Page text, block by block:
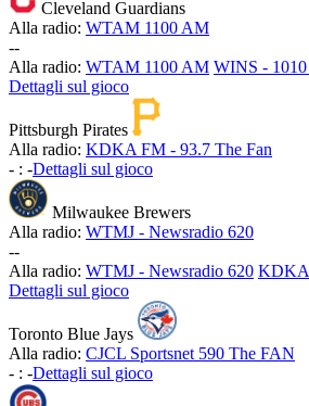
Cleveland Guardians
Alla radio: WTAM 1100 AM
--
Alla radio: WTAM 1100 AM WINS -
Dettagli sul gioco
Pittsburgh Pirates
Alla radio: KDKA FM - 93.7 The Fan
- : -Dettagli sul gioco
Milwaukee Brewers
Alla radio: WTMJ - Newsradio 620
--
Alla radio: WTMJ - Newsradio 620 KDKA
Dettagli sul gioco
Toronto Blue Jays
Alla radio: CJCL Sportsnet 590 The FAN
- : -Dettagli sul gioco